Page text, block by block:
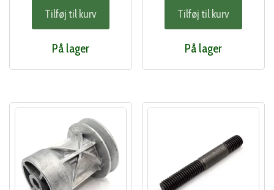
Tilføj til kurv
På lager
Tilføj til kurv
På lager